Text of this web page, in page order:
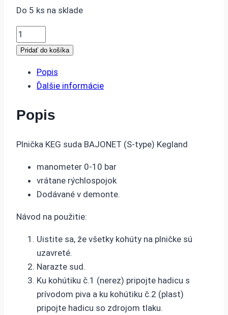
Do 5 ks na sklade
množstvo
Plnička
suda
BAJONET
Pridať do košíka
Popis
Ďalšie informácie
Popis
Plnička KEG suda BAJONET (S-type) Kegland
manometer 0-10 bar
vrátane rýchlospojok
Dodávané v demonte.
Návod na použitie:
Uistite sa, že všetky kohúty na plničke sú
uzavreté.
Narazte sud.
Ku kohútiku č.1 (nerez) pripojte hadicu s
prívodom piva a ku kohútiku č.2 (plast)
pripojte hadicu so zdrojom tlaku.